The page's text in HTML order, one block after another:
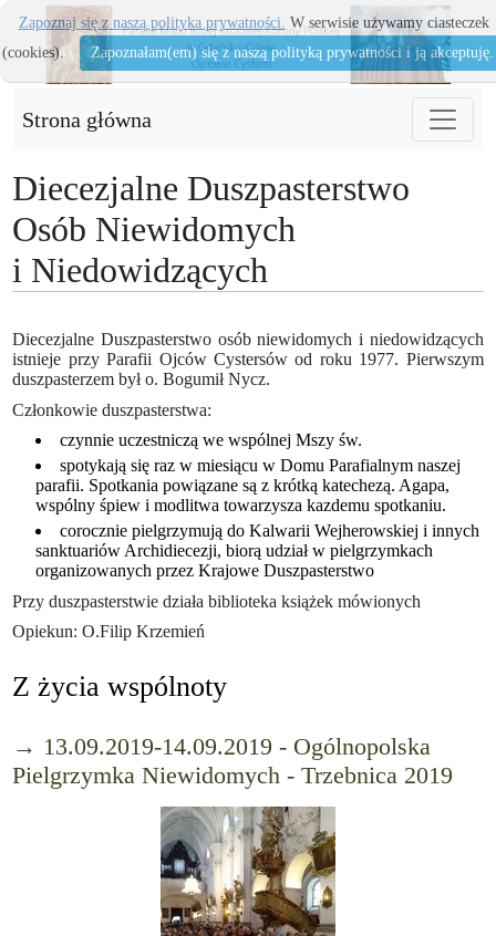
Strona główna
Diecezjalne Duszpasterstwo
Osób Niewidomych
i Niedowidzących
Diecezjalne Duszpasterstwo osób niewidomych i niedowidzących
istnieje przy Parafii Ojców Cystersów od roku 1977. Pierwszym
duszpasterzem był o. Bogumił Nycz.
Członkowie duszpasterstwa:
czynnie uczestniczą we wspólnej Mszy św.
spotykają się raz w miesiącu w Domu Parafialnym naszej
parafii. Spotkania powiązane są z krótką katechezą. Agapa,
wspólny śpiew i modlitwa towarzysza kazdemu spotkaniu.
corocznie pielgrzymują do Kalwarii Wejherowskiej i innych
sanktuariów Archidiecezji, biorą udział w pielgrzymkach
organizowanych przez Krajowe Duszpasterstwo
Przy duszpasterstwie działa biblioteka książek mówionych
Opiekun: O.Filip Krzemień
Z życia wspólnoty
→ 13.09.2019-14.09.2019 - Ogólnopolska
Pielgrzymka Niewidomych - Trzebnica 2019
Zapoznaj się z naszą polityka prywatności. W serwisie używamy ciasteczek
(cookies).
Zapoznałam(em) się z naszą polityką prywatności i ją akceptuję.